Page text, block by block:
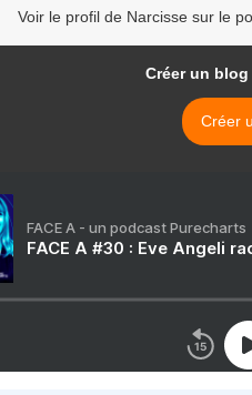
Voir le profil de Narcisse sur le
Créer un
Créer
FACE A - un podcast Purecharts
FACE A #30 : Eve Angeli